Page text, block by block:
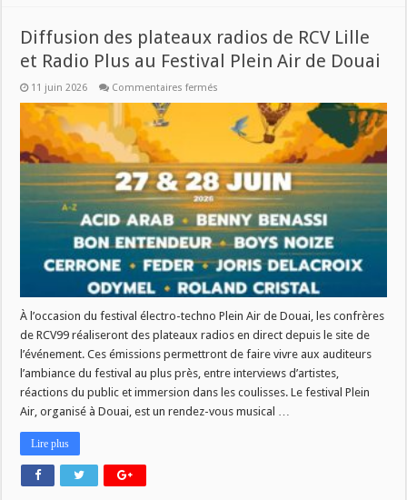
Diffusion des plateaux radios de RCV Lille
et Radio Plus au Festival Plein Air de Douai
11 juin 2026 Commentaires fermés
des
plateaux
radios
Lille
et
Radio
Plus
au
Festival
Plein
Air
de
Douai
À l’occasion du festival électro-techno Plein Air de Douai, les confrères
de RCV99 réaliseront des plateaux radios en direct depuis le site de
l’événement. Ces émissions permettront de faire vivre aux auditeurs
l’ambiance du festival au plus près, entre interviews d’artistes,
réactions du public et immersion dans les coulisses. Le festival Plein
Air, organisé à Douai, est un rendez-vous musical …
Lire plus